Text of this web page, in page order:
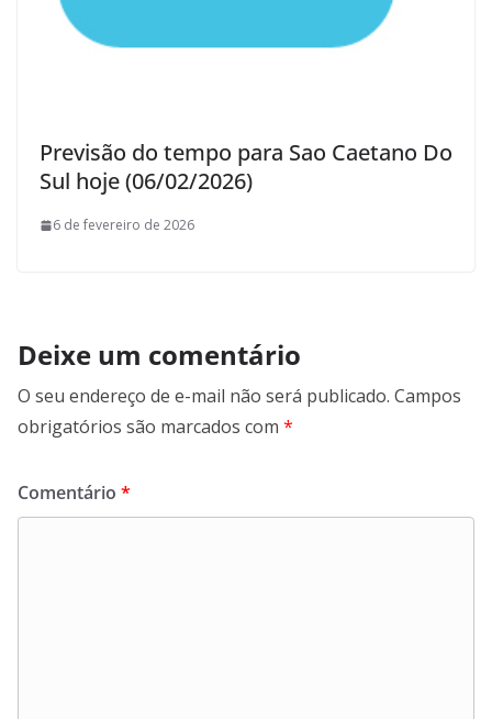
Previsão do tempo para Sao Caetano Do
Sul hoje (06/02/2026)
6 de fevereiro de 2026
Deixe um comentário
O seu endereço de e-mail não será publicado. Campos
obrigatórios são marcados com *
Comentário *